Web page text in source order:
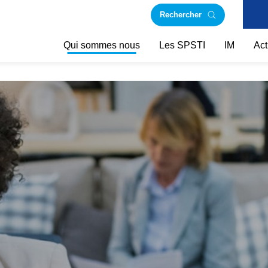
Rechercher
Qui sommes nous Les SPSTI IM